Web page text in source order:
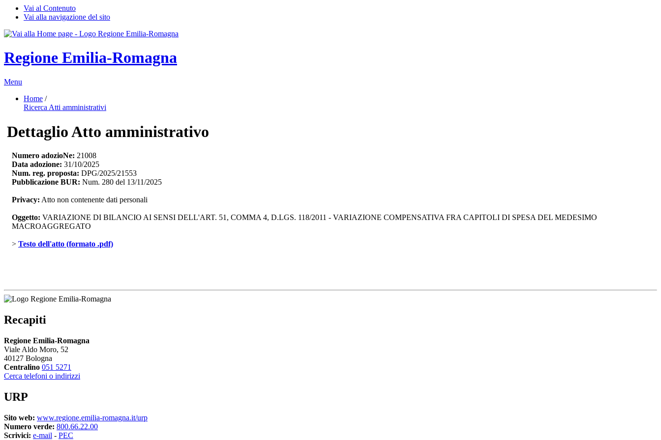
Vai al Contenuto
Vai alla navigazione del sito
Regione Emilia-Romagna
Menu
Home /
Ricerca Atti amministrativi
Dettaglio Atto amministrativo
Numero adozioNe: 21008
Data adozione: 31/10/2025
Num. reg. proposta: DPG/2025/21553
Pubblicazione BUR: Num. 280 del 13/11/2025
Privacy: Atto non contenente dati personali
Oggetto: VARIAZIONE DI BILANCIO AI SENSI DELL'ART. 51, COMMA 4, D.LGS. 118/2011 - VARIAZIONE COMPENSATIVA FRA CAPITOLI DI SPESA DEL MEDESIMO
MACROAGGREGATO
> Testo dell'atto (formato .pdf)
Recapiti
Regione Emilia-Romagna
Viale Aldo Moro, 52
40127 Bologna
Centralino 051 5271
Cerca telefoni o indirizzi
URP
Sito web: www.regione.emilia-romagna.it/urp
Numero verde: 800.66.22.00
Scrivici: e-mail - PEC